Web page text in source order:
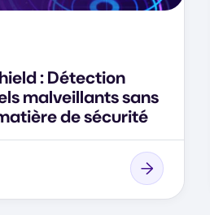
: Détection
malveillants sans
de sécurité